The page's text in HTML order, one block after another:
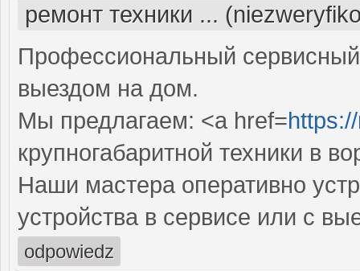
ремонт техники ...
Профессиональный
выездом на дом.
Мы предлагаем: <a href=
крупногабаритной техники в
Наши мастера оперативно
устройства в сервисе или с
odpowiedz